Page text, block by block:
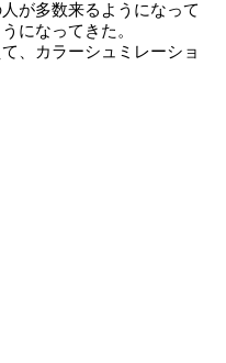
が多数来るようになって
になってきた。
、カラーシュミレーショ